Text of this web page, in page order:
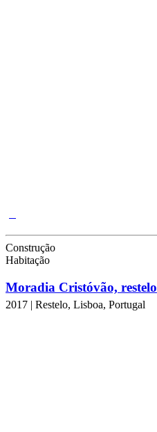
Construção
Habitação
Moradia Cristóvão, restelo
2017 | Restelo, Lisboa, Portugal